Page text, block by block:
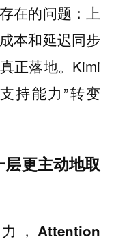
在的问题：上
本和延迟同步
正落地。Kimi
持能力”转变
更主动地取
，Attention